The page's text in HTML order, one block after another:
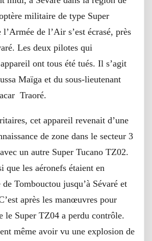
militaire de type Super
de l’Air s’est écrasé, près
Les deux pilotes qui
ont tous été tués. Il s’agit
Maïga et du sous-lieutenant
Traoré.
cet appareil revenait d’une
de zone dans le secteur 3
un autre Super Tucano TZ02.
que les aéronefs étaient en
Tombouctou jusqu’à Sévaré et
après les manœuvres pour
le Super TZ04 a perdu contrôle.
même avoir vu une explosion de